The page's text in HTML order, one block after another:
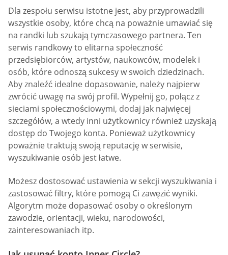
Dla zespołu serwisu istotne jest, aby przyprowadzili
wszystkie osoby, które chcą na poważnie umawiać się
na randki lub szukają tymczasowego partnera. Ten
serwis randkowy to elitarna społeczność
przedsiębiorców, artystów, naukowców, modelek i
osób, które odnoszą sukcesy w swoich dziedzinach.
Aby znaleźć idealne dopasowanie, należy najpierw
zwrócić uwagę na swój profil. Wypełnij go, połącz z
sieciami społecznościowymi, dodaj jak najwięcej
szczegółów, a wtedy inni użytkownicy również uzyskają
dostęp do Twojego konta. Ponieważ użytkownicy
poważnie traktują swoją reputację w serwisie,
wyszukiwanie osób jest łatwe.
Możesz dostosować ustawienia w sekcji wyszukiwania i
zastosować filtry, które pomogą Ci zawęzić wyniki.
Algorytm może dopasować osoby o określonym
zawodzie, orientacji, wieku, narodowości,
zainteresowaniach itp.